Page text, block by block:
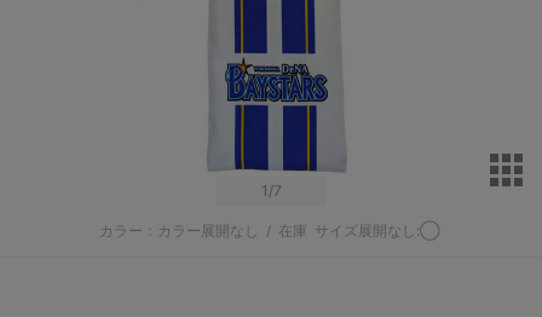
1 /7
カラー：カラー展開なし / 在庫 サイズ展開なし:◯